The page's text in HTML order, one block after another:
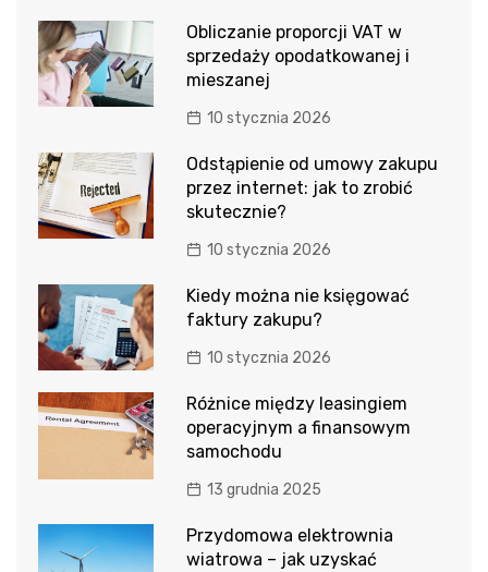
Obliczanie proporcji VAT w
sprzedaży opodatkowanej i
mieszanej
10 stycznia 2026
Odstąpienie od umowy zakupu
przez internet: jak to zrobić
skutecznie?
10 stycznia 2026
Kiedy można nie księgować
faktury zakupu?
10 stycznia 2026
Różnice między leasingiem
operacyjnym a finansowym
samochodu
13 grudnia 2025
Przydomowa elektrownia
wiatrowa – jak uzyskać